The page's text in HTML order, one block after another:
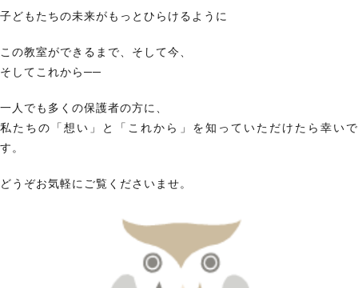
子どもたちの未来がもっとひらけるように
この教室ができるまで、そして今、
そしてこれから──
一人でも多くの保護者の方に、
私たちの「想い」と「これから」を知っていただけたら幸いで
す。
どうぞお気軽にご覧くださいませ。